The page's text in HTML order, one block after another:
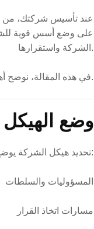
عند تأسيس شركتك، من
على وضع أسس قوية
الشركة واستقرارها.
في هذه المقالة، نوضح أهم الخطوات والأسس التي تساعد رواد الأعمال على تنظيم شركاتهم منذ اليوم الأول.
1. وضع
تحديد هيكل الشركة يوضح:
المسؤوليات والسلطات
مسارات اتخاذ القرار